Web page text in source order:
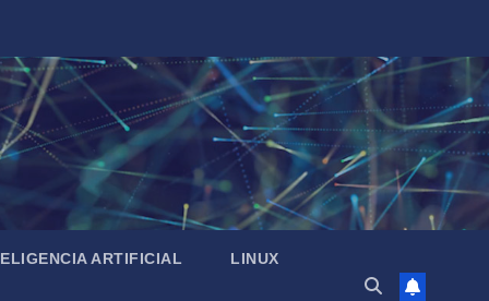
ARTIFICIAL LINUX